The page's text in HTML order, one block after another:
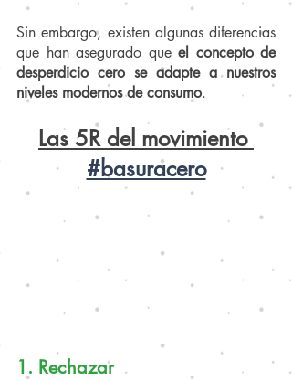
Sin embargo, existen algunas diferencias
que han asegurado que el concepto de
desperdicio cero se adapte a nuestros
niveles modernos de consumo.
Las 5R del movimiento
#basuracero
1. Rechazar